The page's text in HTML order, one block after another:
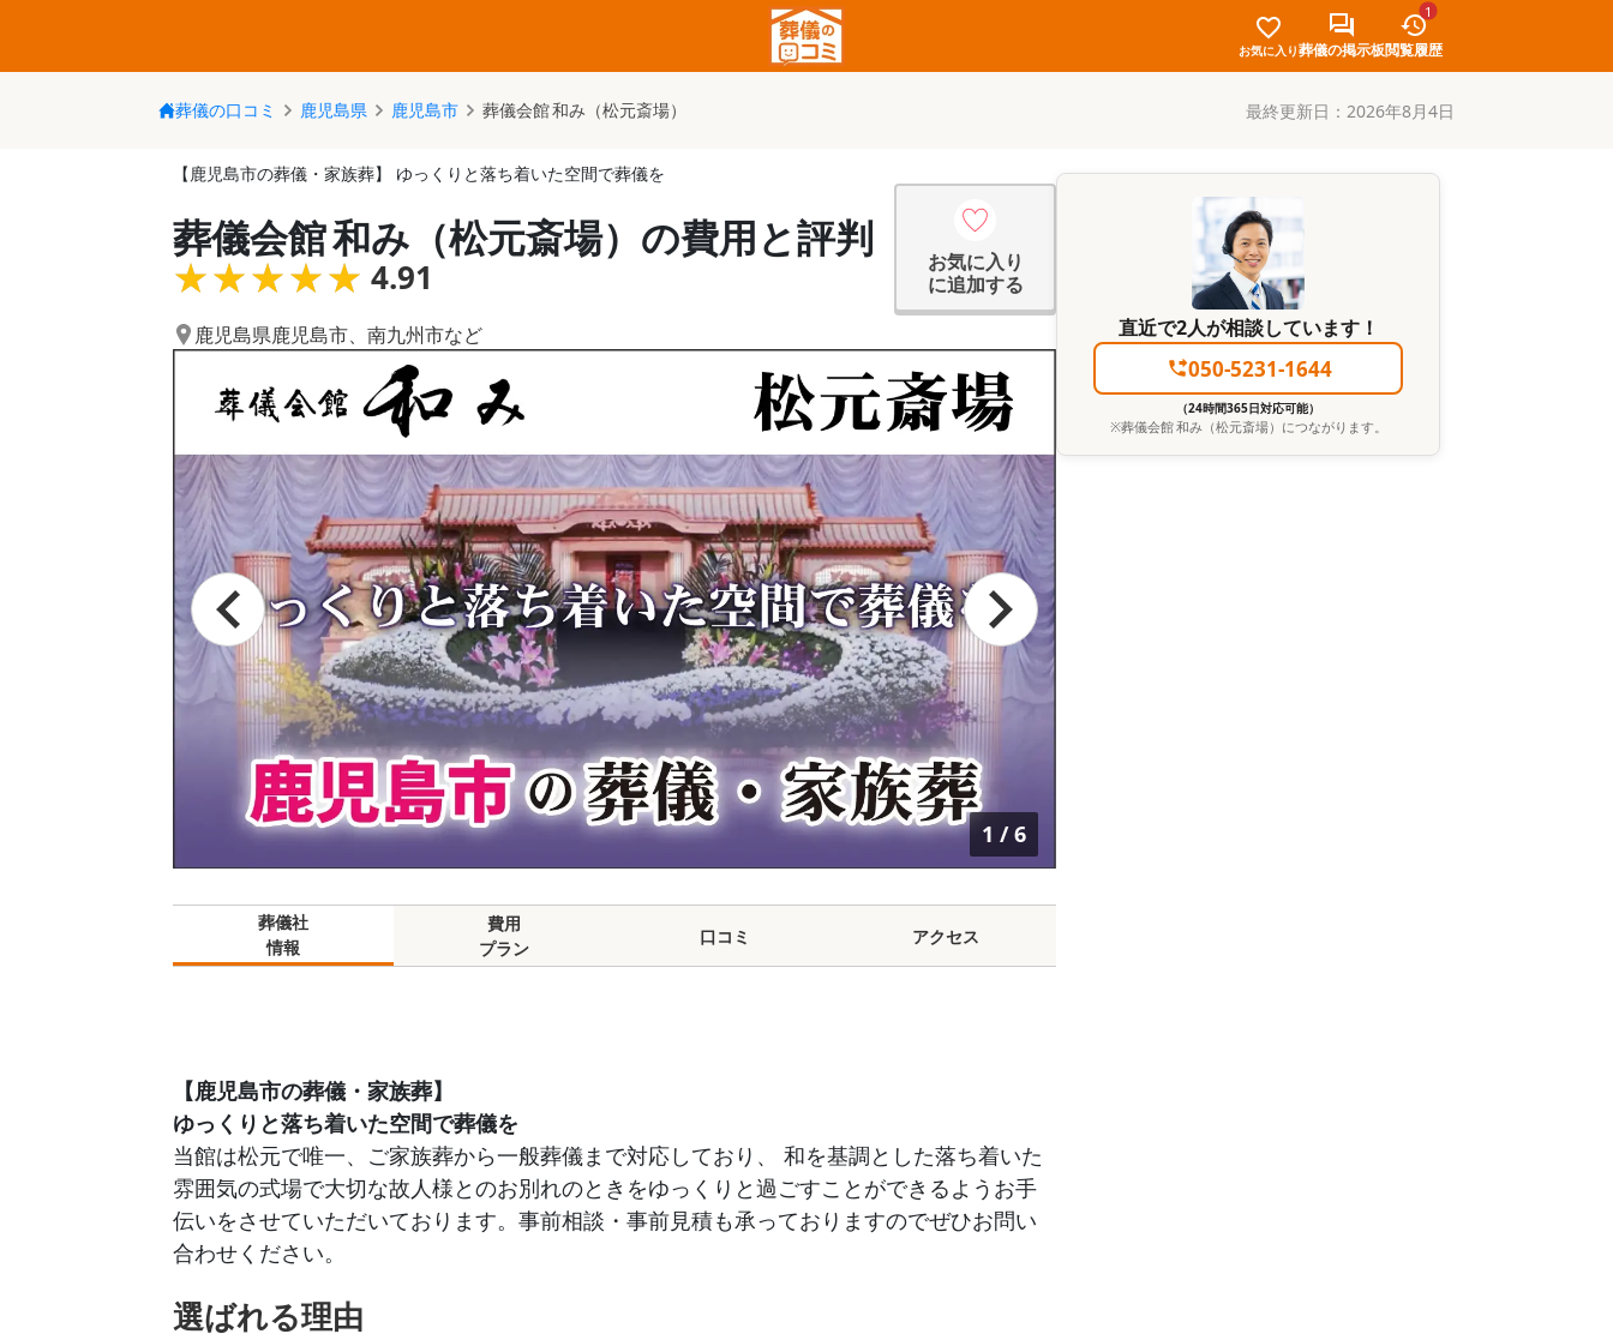
お気に入り葬儀の掲示板
1
閲覧履歴
葬儀の口コミ 鹿児島県 鹿児島市 葬儀会館 和み（松元斎場） 最終更新日： 2026年8月4日
【鹿児島市の葬儀・家族葬】 ゆっくりと落ち着いた空間で葬儀を
葬儀会館 和み（松元斎場）の費用と評判
★★★★★
★★★★★ 4.91
お気に入り
に追加する
鹿児島県鹿児島市、 南九州市など
1 /6
葬儀社
情報
費用
プラン
口コミ アクセス
【鹿児島市の葬儀・家族葬】
ゆっくりと落ち着いた空間で葬儀を
当館は松元で唯一、ご家族葬から一般葬儀まで対応しており、 和を基調とした落ち着いた
雰囲気の式場で大切な故人様とのお別れのときをゆっくりと過ごすことができるようお手
伝いをさせていただいております。事前相談・事前見積も承っておりますのでぜひお問い
合わせください。
選ばれる理由
直近で2人が相談しています！
050-5231-1644
（24時間365日対応可能）
※葬儀会館 和み（松元斎場） につながります。